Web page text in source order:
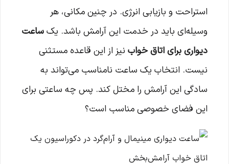
استراحت و بازیابی انرژی. در چنین مکانی، هر
وسیله‌ای باید در خدمت این آرامش باشد. یکساعت
دیواری برای اتاق خواب نیز از این قاعده مستثنی
نیست. انتخاب یک ساعت نامناسب می‌تواند به
سادگی این آرامش را مختل کند. پس چه ساعتی برای
این فضای خصوصی مناسب است؟